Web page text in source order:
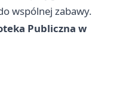
wspólnej zabawy.
Publiczna w